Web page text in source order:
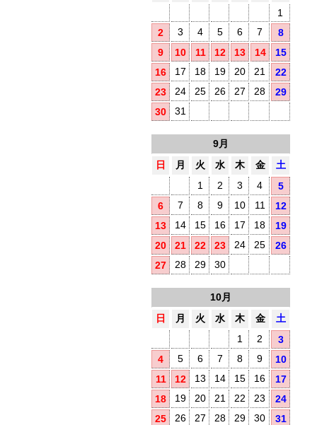
1
2
3 4 5 6 7
8
9
10 11 12 13 14
15
16
17 18 19 20 21
22
23
24 25 26 27 28
29
30
31
9月
日
月 火 水 木 金
土
1
2 3 4
5
6
7 8 9 10 11
12
13
14 15 16 17 18
19
20
21 22 23 24 25
26
27
28 29 30
10月
日
月 火 水 木 金
土
1
2
3
4
5 6 7 8 9
10
11
12 13 14 15 16
17
18
19 20 21 22 23
24
25
26 27 28 29 30 31